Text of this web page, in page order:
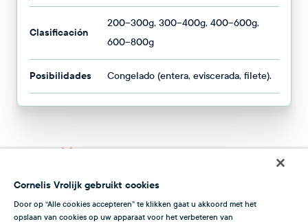
Clasificación
200–300g, 300–400g, 400–600g,
600–800g
Posibilidades Congelado (entera, eviscerada, filete).
Estación
Dorada está diponible todo el año cómo producto congelado.
Ene Feb Mar Abr May Jun Jul Ago Sep Oct Nov
Cornelis Vrolijk gebruikt cookies
Door op “Alle cookies accepteren” te klikken gaat u akkoord met het
opslaan van cookies op uw apparaat voor het verbeteren van